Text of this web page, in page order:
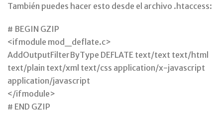
También puedes hacer esto desde el archivo .htaccess:
# BEGIN GZIP
<ifmodule mod_deflate.c>
AddOutputFilterByType DEFLATE text/text text/html
text/plain text/xml text/css application/x-javascript
application/javascript
</ifmodule>
# END GZIP